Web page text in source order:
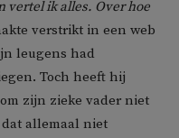
vertel ik alles. Over hoe
verstrikt in een web
leugens had
Toch heeft hij
zijn zieke vader niet
allemaal niet